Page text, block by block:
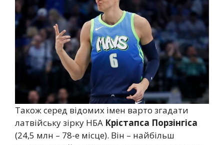
Також серед відомих імен варто згадати
латвійську зірку НБА Крістапса Порзінгіса
(24,5 млн – 78-е місце). Він – найбільш